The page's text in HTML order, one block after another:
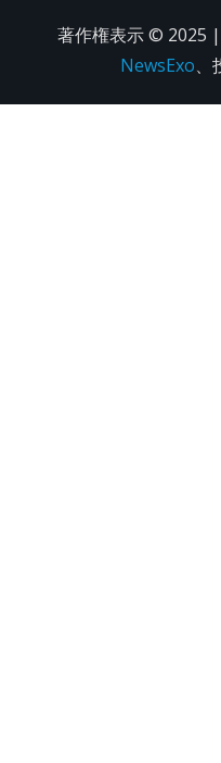
著作権表示 © 2025
NewsExo、